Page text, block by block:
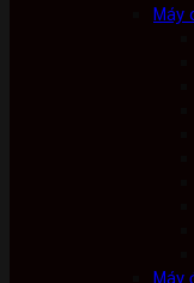
Máy
Máy